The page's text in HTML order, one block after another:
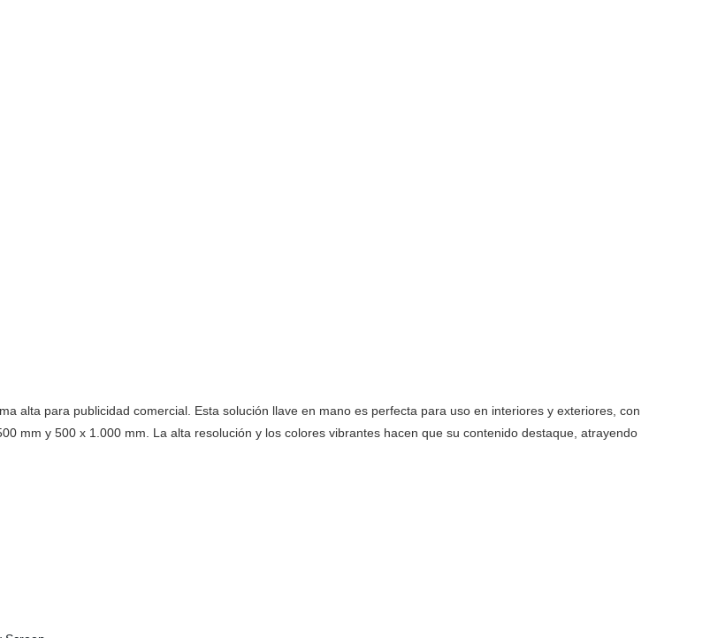
alta para publicidad comercial. Esta solución llave en mano es perfecta para uso en interiores y exteriores, con
mm y 500 x 1.000 mm. La alta resolución y los colores vibrantes hacen que su contenido destaque, atrayendo